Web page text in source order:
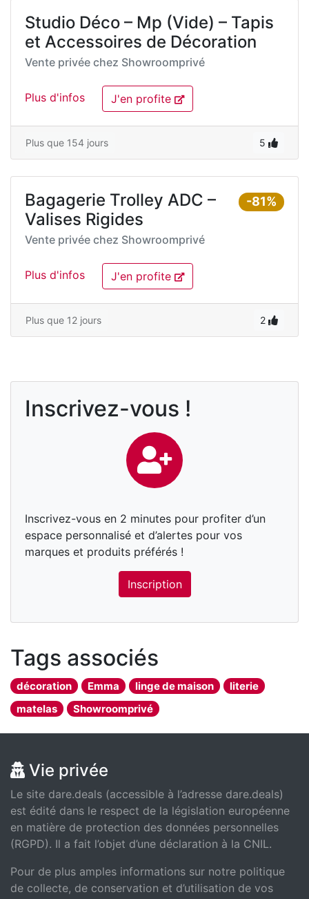
Studio Déco – Mp (Vide) – Tapis
et Accessoires de Décoration
Vente privée chez Showroomprivé
Plus d'infos J'en profite
Plus que 154 jours 5
-81%
Bagagerie Trolley ADC –
Valises Rigides
Vente privée chez Showroomprivé
Plus d'infos J'en profite
Plus que 12 jours 2
Inscrivez-vous !
Inscrivez-vous en 2 minutes pour profiter d’un
espace personnalisé et d’alertes pour vos
marques et produits préférés !
Inscription
Tags associés
décoration Emma linge de maison
literie
matelas
Showroomprivé
Vie privée
Le site dare.deals (accessible à l’adresse dare.deals)
est édité dans le respect de la législation européenne
en matière de protection des données personnelles
(RGPD). Il a fait l’objet d’une déclaration à la CNIL.
Pour de plus amples informations sur notre politique
de collecte, de conservation et d’utilisation de vos